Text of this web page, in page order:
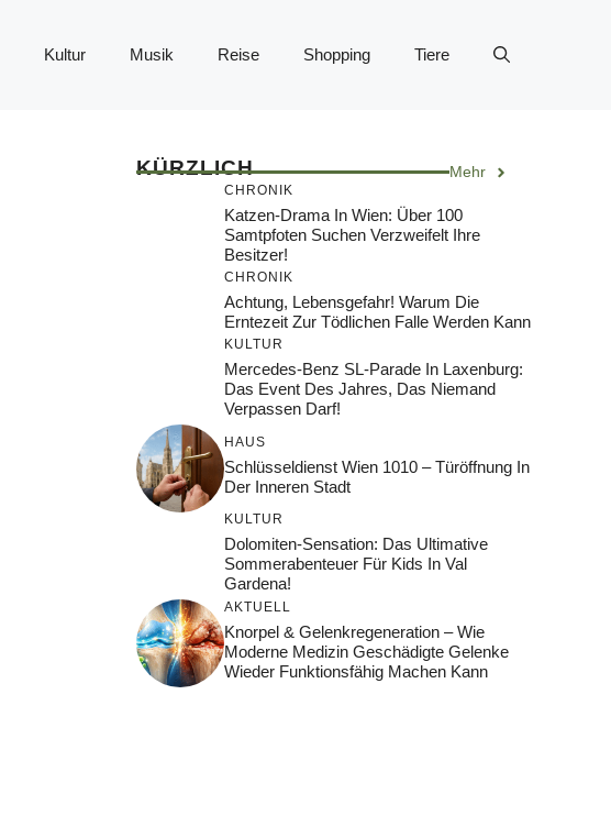
Kultur Musik Reise Shopping Tiere
KÜRZLICH Mehr
CHRONIK
Katzen-Drama In Wien: Über 100
Samtpfoten Suchen Verzweifelt Ihre
Besitzer!
CHRONIK
Achtung, Lebensgefahr! Warum Die
Erntezeit Zur Tödlichen Falle Werden Kann
KULTUR
Mercedes-Benz SL-Parade In Laxenburg:
Das Event Des Jahres, Das Niemand
Verpassen Darf!
HAUS
Schlüsseldienst Wien 1010 – Türöffnung In
Der Inneren Stadt
KULTUR
Dolomiten-Sensation: Das Ultimative
Sommerabenteuer Für Kids In Val
Gardena!
AKTUELL
Knorpel & Gelenkregeneration – Wie
Moderne Medizin Geschädigte Gelenke
Wieder Funktionsfähig Machen Kann